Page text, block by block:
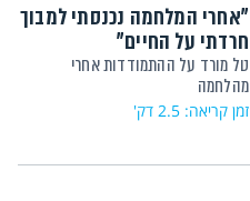
"אחרי המלחמה נכנסתי למבוך
חרדתי על החיים"
טל מורד על ההתמודדות אחרי
מהלחמה
זמן קריאה: 2.5 דק'